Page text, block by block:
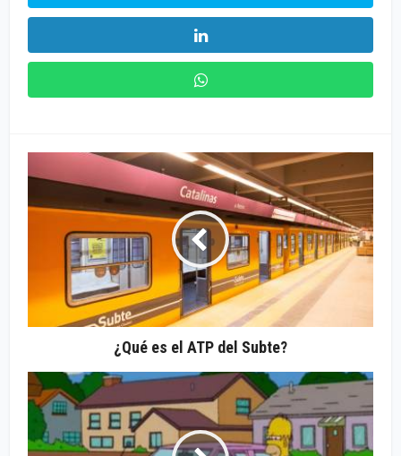
¿Qué es el ATP del Subte?